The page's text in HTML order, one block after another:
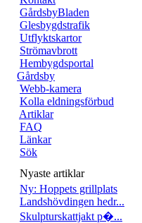
GårdsbyBladen
Glesbygdstrafik
Utflyktskartor
Strömavbrott
Hembygdsportal
Gårdsby
Webb-kamera
Kolla eldningsförbud
Artiklar
FAQ
Länkar
Sök
Nyaste artiklar
Ny: Hoppets grillplats
Landshövdingen hedr...
Skulpturskattjakt p�...